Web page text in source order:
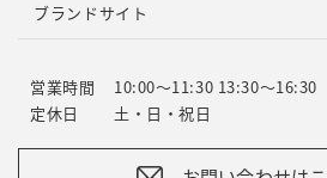
ブランドサイト
営業時間
10:00～11:30 13:30～16:30
定休日
土・日・祝日